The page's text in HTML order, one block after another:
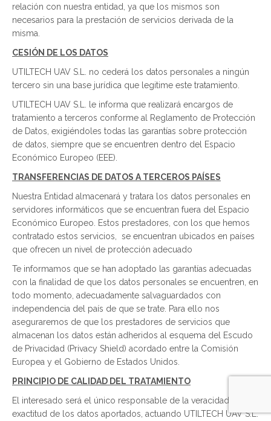
relación con nuestra entidad, ya que los mismos son
necesarios para la prestación de servicios derivada de la
misma.
CESIÓN DE LOS DATOS
UTILTECH UAV S.L. no cederá los datos personales a ningún
tercero sin una base jurídica que legitime este tratamiento.
UTILTECH UAV S.L. le informa que realizará encargos de
tratamiento a terceros conforme al Reglamento de Protección
de Datos, exigiéndoles todas las garantías sobre protección
de datos, siempre que se encuentren dentro del Espacio
Económico Europeo (EEE).
TRANSFERENCIAS DE DATOS A TERCEROS PAÍSES
Nuestra Entidad almacenará y tratara los datos personales en
servidores informáticos que se encuentran fuera del Espacio
Económico Europeo. Estos prestadores, con los que hemos
contratado estos servicios, se encuentran ubicados en países
que ofrecen un nivel de protección adecuado
Te informamos que se han adoptado las garantías adecuadas
con la finalidad de que los datos personales se encuentren, en
todo momento, adecuadamente salvaguardados con
independencia del país de que se trate. Para ello nos
aseguraremos de que los prestadores de servicios que
almacenan los datos están adheridos al esquema del Escudo
de Privacidad (Privacy Shield) acordado entre la Comisión
Europea y el Gobierno de Estados Unidos.
PRINCIPIO DE CALIDAD DEL TRATAMIENTO
El interesado será el único responsable de la veracidad y
exactitud de los datos aportados, actuando UTILTECH UAV S.L.